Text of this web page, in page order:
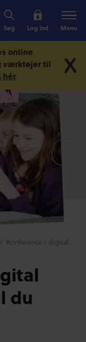
Søg Log ind Menu
online
værktøjer til
hér
/ Konference i digital
du